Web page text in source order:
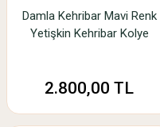
Damla Kehribar Mavi Renk
Yetişkin Kehribar Kolye
2.800,00 TL